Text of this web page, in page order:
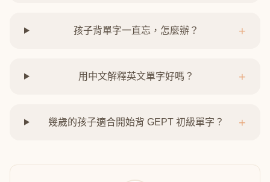
孩子背單字一直忘，怎麼辦？ +
用中文解釋英文單字好嗎？ +
幾歲的孩子適合開始背 GEPT 初級單字？ +